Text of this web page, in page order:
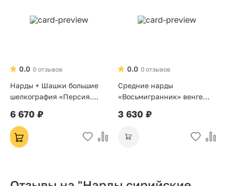
0 отзывов
0.0
Нарды + Шашки большие
шелкография «Персия.
6 670 ₽
0 отзывов
0.0
Средние нарды
«Восьмигранник» венге
3 630 ₽